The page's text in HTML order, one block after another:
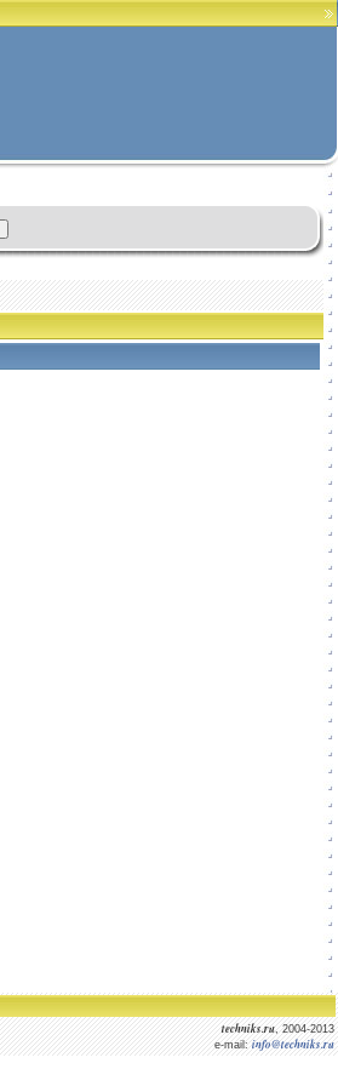
techniks.ru, 2004-2013
e-mail:info@techniks.ru